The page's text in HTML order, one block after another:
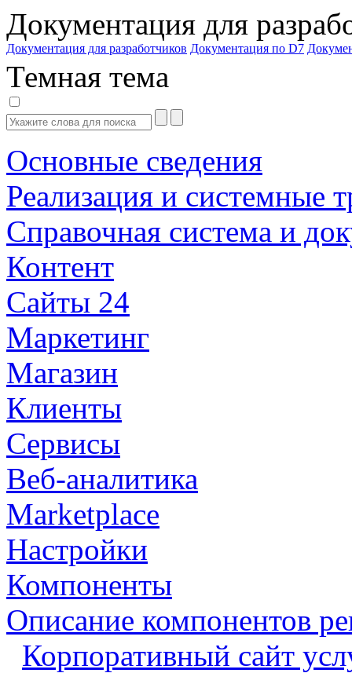
Документация для
Документация для разработчиков Документация по D7
Темная тема
Основные сведения
Реализация и системные
Справочная система и
Контент
Сайты 24
Маркетинг
Магазин
Клиенты
Сервисы
Веб-аналитика
Marketplace
Настройки
Компоненты
Описание компонентов
Корпоративный сайт